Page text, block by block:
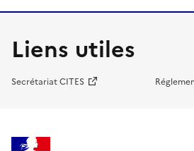
Liens utiles
Secrétariat CITES